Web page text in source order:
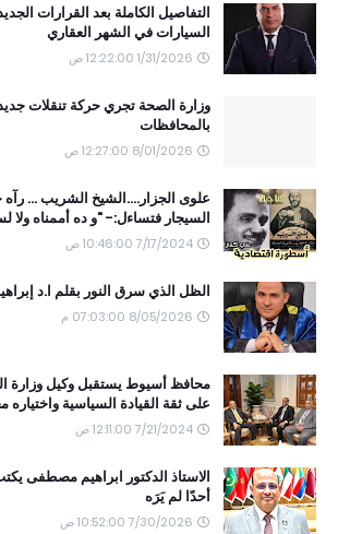
التفاصيل الكاملة بعد القرارات
السيارات في الشهر العقاري
1/31/2026 12:22:00 ص
وزارة الصحة تجري حركة تنقلات
بالمحافظات
8/01/2026 12:27:00 ص
علوى الجزار....الشيخ الشريب ...
السيجار فتساءل:- "و ده أممناه ولا
7/17/2024 10:46:00 ص
الظل الذي سرق النور بقلم ا.د
8/05/2026 07:03:00 م
محافظ أسيوط يستقبل وكيل وزارة
على ثقة القيادة السياسية واختياره
7/21/2024 12:11:00 ص
الاستاذ الدكتور ابراهيم مصطفى
أحدًا لم يَرَه
7/30/2026 10:52:00 ص